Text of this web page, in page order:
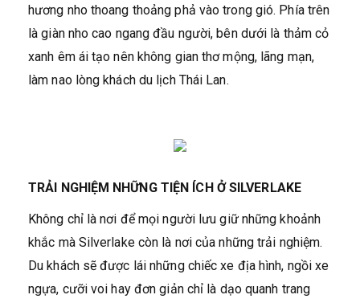
hương nho thoang thoảng phả vào trong gió. Phía trên
là giàn nho cao ngang đầu người, bên dưới là thảm cỏ
xanh êm ái tạo nên không gian thơ mộng, lãng mạn,
làm nao lòng khách du lịch Thái Lan.
TRẢI NGHIỆM NHỮNG TIỆN ÍCH Ở SILVERLAKE
Không chỉ là nơi để mọi người lưu giữ những khoảnh
khắc mà Silverlake còn là nơi của những trải nghiệm.
Du khách sẽ được lái những chiếc xe địa hình, ngồi xe
ngựa, cưỡi voi hay đơn giản chỉ là dạo quanh trang